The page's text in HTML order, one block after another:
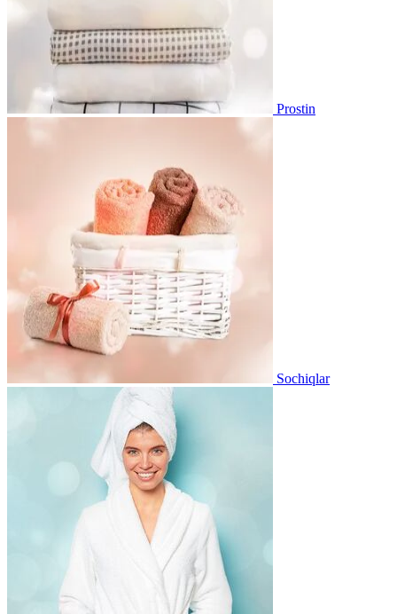
Prostin
Sochiqlar